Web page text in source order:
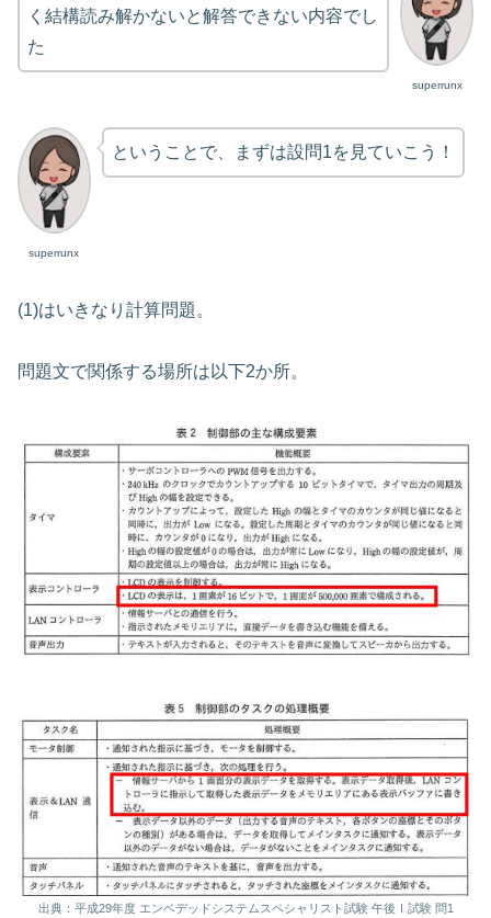
superrunx
く結構読み解かないと解答できない内容でし
た
superrunx
ということで、まずは設問1を見ていこう！
(1)はいきなり計算問題。
問題文で関係する場所は以下2か所。
出典：平成29年度 エンベデッドシステムスペシャリスト試験 午後Ⅰ試験 問1